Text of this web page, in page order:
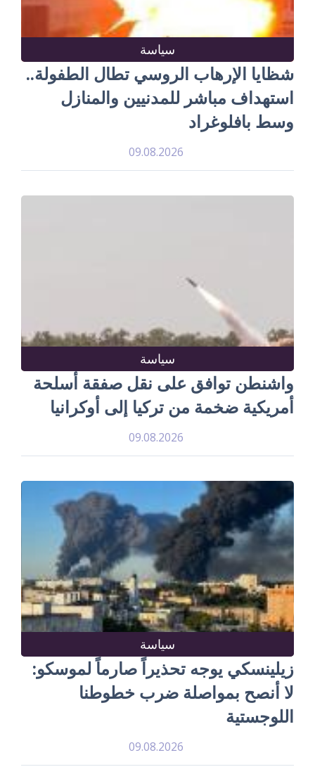
سياسة
شظايا الإرهاب الروسي تطال الطفولة..
استهداف مباشر للمدنيين والمنازل
وسط بافلوغراد
09.08.2026
سياسة
واشنطن توافق على نقل صفقة أسلحة
أمريكية ضخمة من تركيا إلى أوكرانيا
09.08.2026
سياسة
زيلينسكي يوجه تحذيراً صارماً لموسكو:
لا أنصح بمواصلة ضرب خطوطنا
اللوجستية
09.08.2026